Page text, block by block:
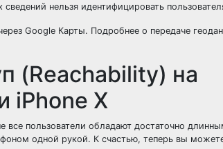
нельзя идентифицировать
Google Карты. Подробнее о передаче
(Reachability) на
iPhone X
все пользователи обладают достаточно
одной рукой. К счастью, теперь вы